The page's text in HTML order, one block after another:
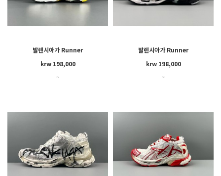
발렌시아가 Runner
krw 198,000
~
발렌시아가 Runner
krw 198,000
~